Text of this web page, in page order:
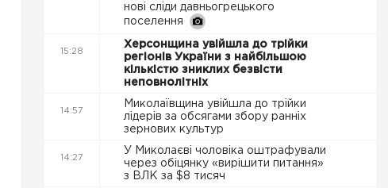
нові сліди давньогрецького
поселення
15:28
Херсонщина увійшла до трійки
регіонів України з найбільшою
кількістю зниклих безвісти
неповнолітніх
14:57
Миколаївщина увійшла до трійки
лідерів за обсягами збору ранніх
зернових культур
14:27
У Миколаєві чоловіка оштрафували
через обіцянку «вирішити питання»
з ВЛК за $8 тисяч